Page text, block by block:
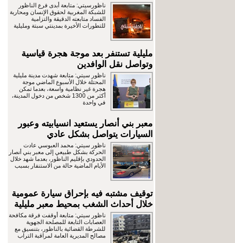
ناظورسيتي: متابعة أبدى فرع الناظور
للشبكة المغربية لحقوق الإنسان ومحاربة
الفساد متابعته الدقيقة والتزامية
للتطورات الأخيرة بمدينتي سبتة ومليلية
مليلية تستنفر بعد موجة هجرة قياسية
وتواصل نقل الوافدين
ناظور سيتي: متابعة شهدت مدينة مليلية
المحتلة خلال الأسبوع الماضي موجة
هجرة غير نظامية واسعة، بعدما تمكن
أكثر من 1300 شخص من دخول المدينة،
في واحدة
معبر بني أنصار يستعيد انسيابيته وعبور
السيارات يتواصل بشكل عادي
ناظور سيتي: محمد العبوسي عادت
الحركة بشكل طبيعي إلى معبر بني أنصار
الحدودي بإقليم الناظور، بعدما شهد خلال
الأيام الماضية حالة من الاستنفار بسبب
توقيف مشتبه فيه بإحراق سيارة عمومية
خلال أحداث الشغب بمحيط معبر مليلية
ناظور سيتي: متابعة أوقفت فرقة مكافحة
العصابات التابعة للمصلحة الجهوية
للشرطة القضائية بالناظور، بتنسيق مع
مصالح المديرية العامة لمراقبة التراب